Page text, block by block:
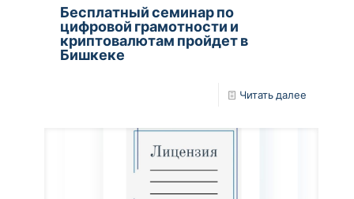
Бесплатный семинар по
цифровой грамотности и
криптовалютам пройдет в
Бишкеке
Читать далее